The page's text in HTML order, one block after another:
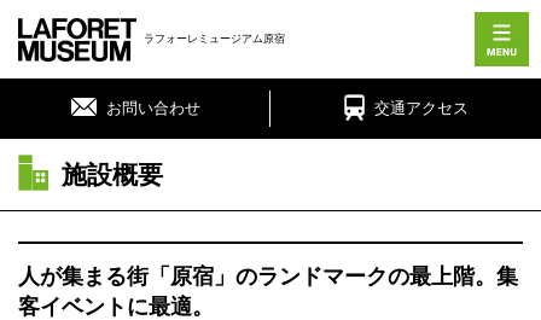
ラフォーレミュージアム原宿
お問い合わせ 交通アクセス
施設概要
人が集まる街「原宿」のランドマークの最上階。 集
客イベントに最適。